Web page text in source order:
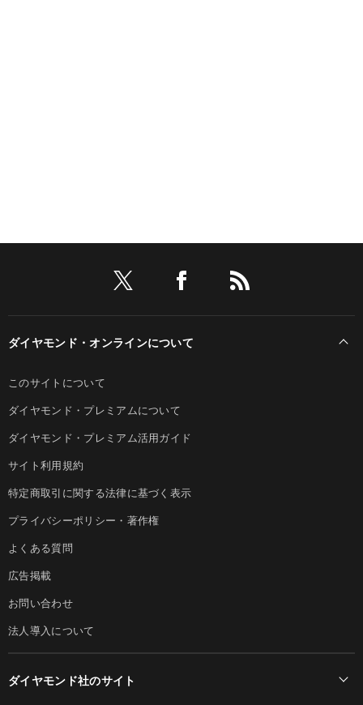
ダイヤモンド・オンラインについて
このサイトについて
ダイヤモンド・プレミアムについて
ダイヤモンド・プレミアム活用ガイド
サイト利用規約
特定商取引に関する法律に基づく表示
プライバシーポリシー・著作権
よくある質問
広告掲載
お問い合わせ
法人導入について
ダイヤモンド社のサイト